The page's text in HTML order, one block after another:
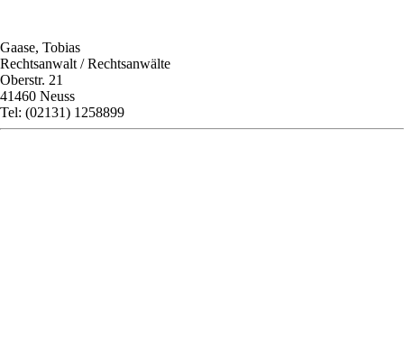
Gaase, Tobias
Rechtsanwalt / Rechtsanwälte
Oberstr. 21
41460 Neuss
Tel: (02131) 1258899